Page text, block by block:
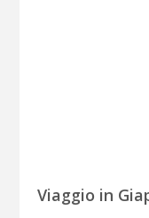
Viaggio in